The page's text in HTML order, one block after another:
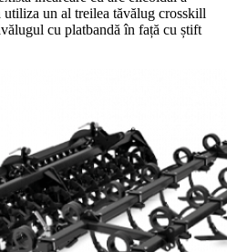
utiliza un al treilea tăvălug crosskill
cu platbandă în față cu știft